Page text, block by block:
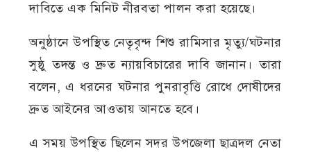
দাবিতে এক মিনিট নীরবতা পালন করা হয়েছে।
অনুষ্ঠানে উপস্থিত নেতৃবৃন্দ শিশু রামিসার মৃত্যু/ঘটনার
সুষ্ঠু তদন্ত ও দ্রুত ন্যায়বিচারের দাবি জানান। তারা
বলেন, এ ধরনের ঘটনার পুনরাবৃত্তি রোধে দোষীদের
দ্রুত আইনের আওতায় আনতে হবে।
এ সময় উপস্থিত ছিলেন সদর উপজেলা ছাত্রদল নেতা